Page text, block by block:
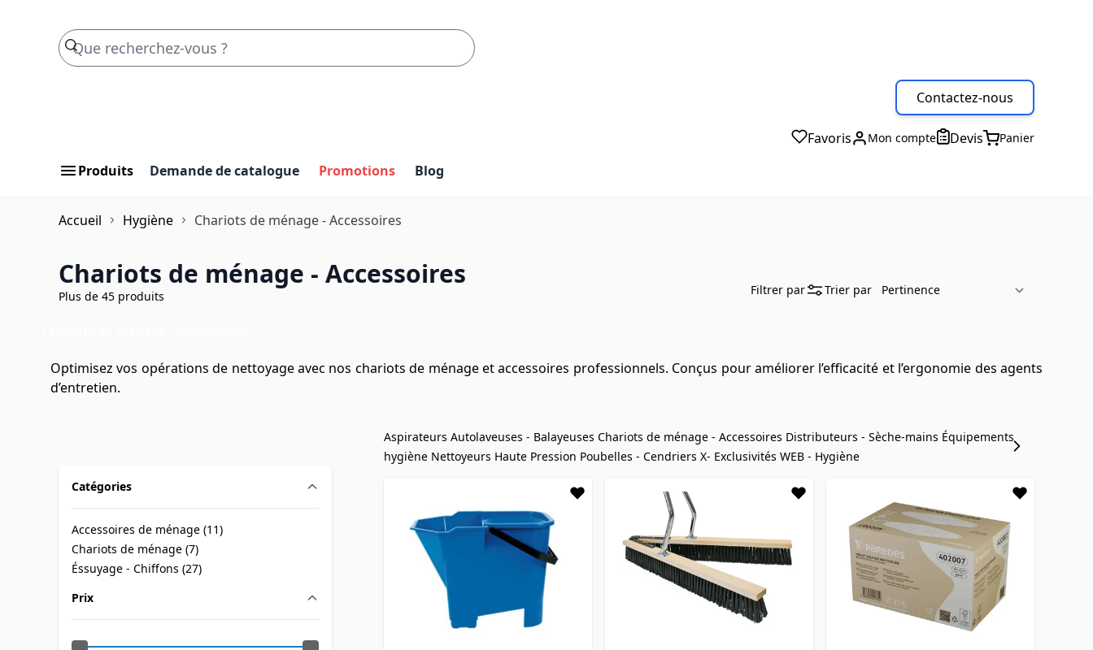
Contactez-nous
Favoris Mon compte Devis Panier
Produits Demande de catalogue Promotions Blog
Accueil Hygiène Chariots de ménage - Accessoires
Chariots de ménage - Accessoires
Plus de 45 produits Trier par
Filtrer par
Optimisez vos opérations de nettoyage avec nos chariots de ménage et accessoires professionnels. Conçus pour améliorer l’efficacité et l’ergonomie des agents
d’entretien.
Catégories
Accessoires de ménage (11
products available
)
Chariots de ménage (7
products available
)
Éssuyage - Chiffons (27
products available
)
Prix
Aspirateurs Autolaveuses - Balayeuses Chariots de ménage - Accessoires Distributeurs - Sèche-mains Équipements
hygiène Nettoyeurs Haute Pression Poubelles - Cendriers X- Exclusivités WEB - Hygiène